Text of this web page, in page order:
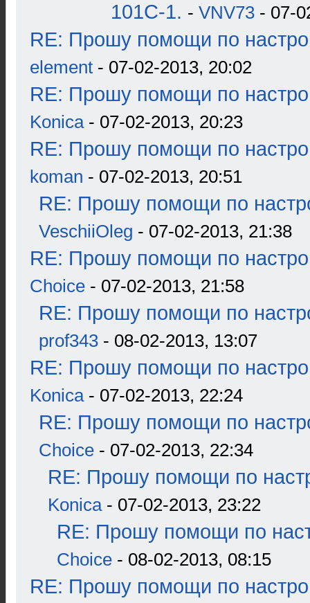
101С-1. - VNV73 - 07-
RE: Прошу помощи по
element - 07-02-2013, 20:02
RE: Прошу помощи по
Konica- 07-02-2013, 20:23
RE: Прошу помощи по
koman - 07-02-2013, 20:51
RE: Прошу помощи по
VeschiiOleg - 07-02-2013, 21:38
RE: Прошу помощи по
Choice - 07-02-2013, 21:58
RE: Прошу помощи по
prof343 - 08-02-2013, 13:07
RE: Прошу помощи по
Konica- 07-02-2013, 22:24
RE: Прошу помощи по
Choice - 07-02-2013, 22:34
RE: Прошу помощи по
Konica- 07-02-2013, 23:22
RE: Прошу помощи по
Choice - 08-02-2013, 08:15
RE: Прошу помощи по